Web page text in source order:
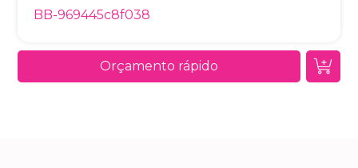
BB-969445c8f038
Orçamento rápido